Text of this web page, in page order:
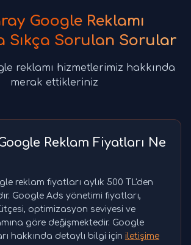
Google Reklamı
Sıkça Sorulan Sorular
reklamı hizmetlerimiz hakkında
merak ettikleriniz
Reklam Fiyatları Ne
reklam fiyatları aylık 500 TL'den
Google Ads yönetimi fiyatları,
optimizasyon seviyesi ve
göre değişmektedir. Google
hakkında detaylı bilgi için iletişime